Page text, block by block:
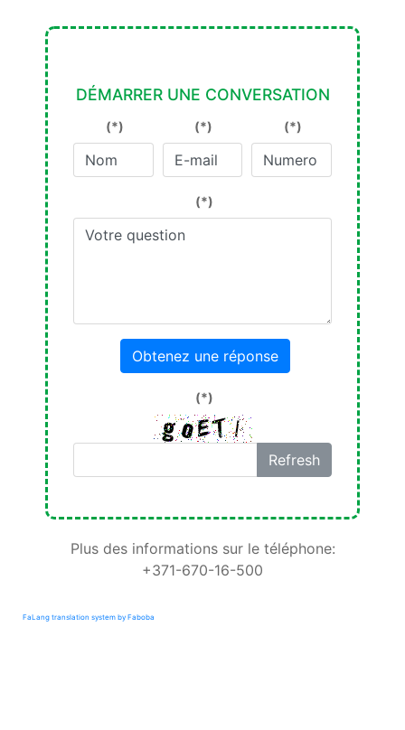
DÉMARRER UNE CONVERSATION
(*) (*) (*)
(*)
Obtenez une réponse
(*)
Refresh
Plus des informations sur le téléphone:
+371-670-16-500
FaLang translation system by Faboba